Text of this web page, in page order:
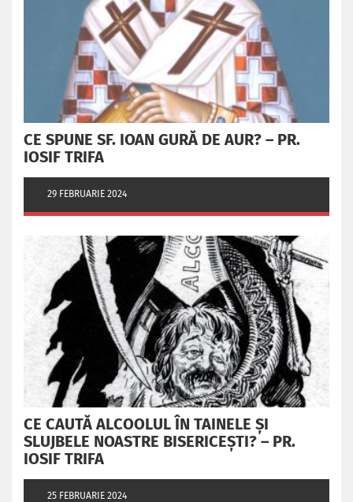
CE SPUNE SF. IOAN GURĂ DE AUR? – PR.
IOSIF TRIFA
29 FEBRUARIE 2024
CE CAUTĂ ALCOOLUL ÎN TAINELE ŞI
SLUJBELE NOASTRE BISERICEŞTI? – PR.
IOSIF TRIFA
25 FEBRUARIE 2024